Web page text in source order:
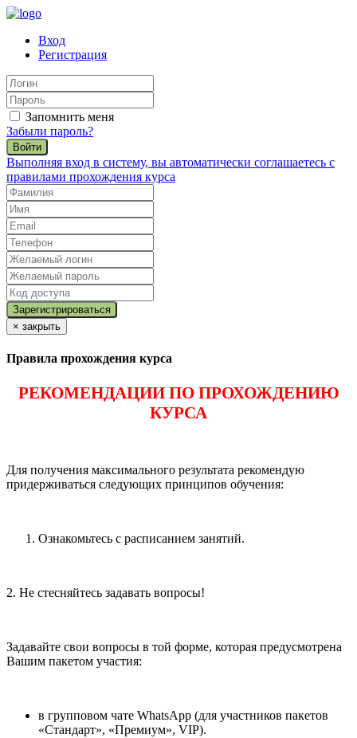
Вход
Регистрация
Запомнить меня
Забыли пароль?
Войти
Выполняя вход в систему, вы автоматически соглашаетесь с
правилами прохождения курса
× закрыть
Правила прохождения курса
РЕКОМЕНДАЦИИ ПО ПРОХОЖДЕНИЮ
КУРСА
Для получения максимального результата рекомендую
придерживаться следующих принципов обучения:
Ознакомьтесь с расписанием занятий.
2. Не стесняйтесь задавать вопросы!
Задавайте свои вопросы в той форме, которая предусмотрена
Вашим пакетом участия:
в групповом чате WhatsApp (для участников пакетов
«Стандарт», «Премиум», VIP).